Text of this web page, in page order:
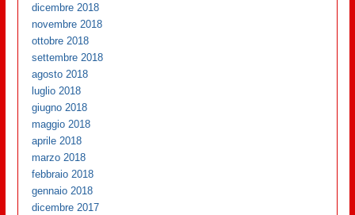
dicembre 2018
novembre 2018
ottobre 2018
settembre 2018
agosto 2018
luglio 2018
giugno 2018
maggio 2018
aprile 2018
marzo 2018
febbraio 2018
gennaio 2018
dicembre 2017